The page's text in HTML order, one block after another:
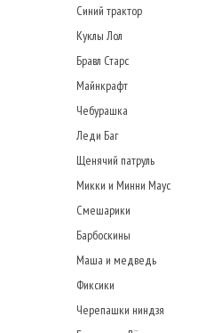
Синий трактор
Куклы Лол
Бравл Старс
Майнкрафт
Чебурашка
Леди Баг
Щенячий патруль
Микки и Минни Маус
Смешарики
Барбоскины
Маша и медведь
Фиксики
Черепашки ниндзя